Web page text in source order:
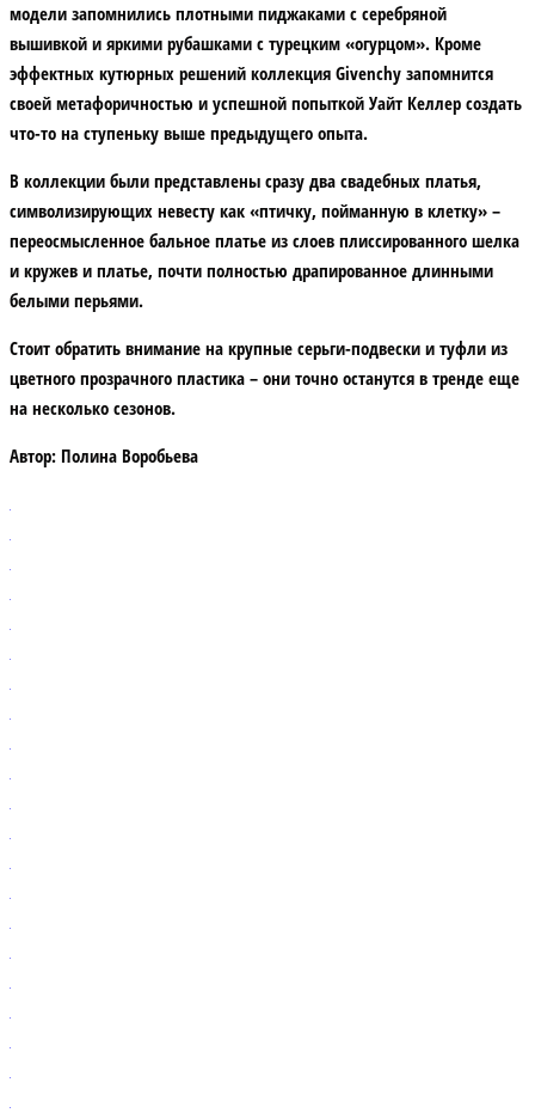
модели запомнились плотными пиджаками с серебряной
вышивкой и яркими рубашками с турецким «огурцом». Кроме
эффектных кутюрных решений коллекция Givenchy запомнится
своей метафоричностью и успешной попыткой Уайт Келлер создать
что-то на ступеньку выше предыдущего опыта.
В коллекции были представлены сразу два свадебных платья,
символизирующих невесту как «птичку, пойманную в клетку» –
переосмысленное бальное платье из слоев плиссированного шелка
и кружев и платье, почти полностью драпированное длинными
белыми перьями.
Стоит обратить внимание на крупные серьги-подвески и туфли из
цветного прозрачного пластика – они точно останутся в тренде еще
на несколько сезонов.
Автор: Полина Воробьева